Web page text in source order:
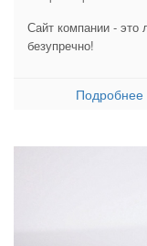
Сайт компании -
безупречно!
Подробнее